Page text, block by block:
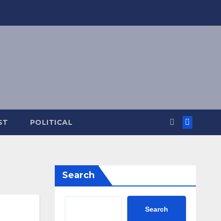
POLITICAL
Search
Search